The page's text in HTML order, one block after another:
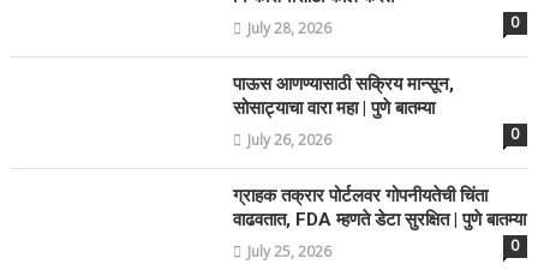
July 28, 2026 0
पाऊस आणण्यासाठी सक्रिय मान्सून,
सोसाट्याचा वारा महा | पुणे बातम्या
July 26, 2026 0
ग्राहक तक्रार पोर्टलवर गोपनीयतेची चिंता
वाढवतात, FDA म्हणते डेटा सुरक्षित | पुणे बातम्या
July 25, 2026 0